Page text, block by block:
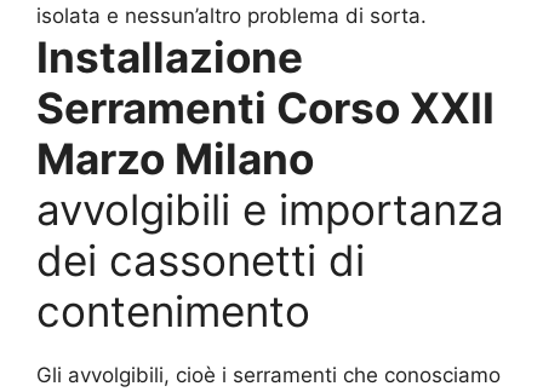
isolata e nessun’altro problema di sorta.
Installazione
Serramenti Corso XXII
Marzo Milano
avvolgibili e importanza
dei cassonetti di
contenimento
Gli avvolgibili, cioè i serramenti che conosciamo